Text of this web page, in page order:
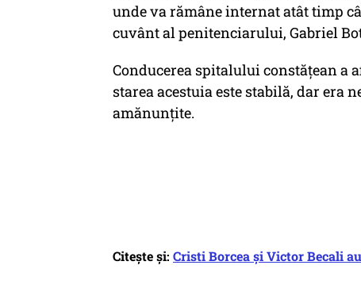
unde va rămâne internat atât timp
cuvânt al penitenciarului, Gabriel
Conducerea spitalului constăţean a
starea acestuia este stabilă, dar era
amănunţite.
Citește și: Cristi Borcea şi Victor Becali